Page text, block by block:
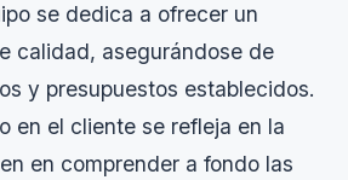
se dedica a ofrecer un
calidad, asegurándose de
y presupuestos establecidos.
en el cliente se refleja en la
en comprender a fondo las